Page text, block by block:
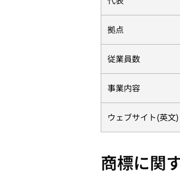
拠点
従業員数
事業内容
ウェブサイト(英文)
商標に関